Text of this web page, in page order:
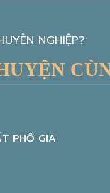
NGHIỆP?
PHỐ GIA